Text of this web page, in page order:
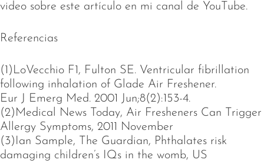
video sobre este artículo en mi canal de YouTube.
Referencias
(1)LoVecchio F1, Fulton SE. Ventricular fibrillation
following inhalation of Glade Air Freshener.
Eur J Emerg Med. 2001 Jun;8(2):153-4.
(2)Medical News Today, Air Fresheners Can Trigger
Allergy Symptoms, 2011 November
(3)Ian Sample, The Guardian, Phthalates risk
damaging children’s IQs in the womb, US